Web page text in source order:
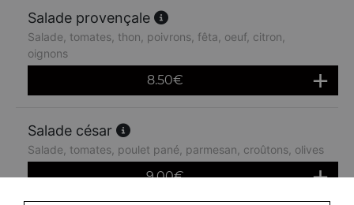
Salade provençale
Salade, tomates, thon, poivrons, fêta, oeuf, citron,
oignons
8.50€
Salade césar
Salade, tomates, poulet pané, parmesan, croûtons, olives
9.00€